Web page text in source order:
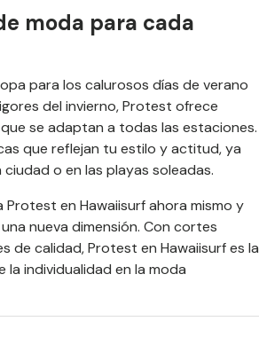
moda para cada
para los calurosos días de verano
del invierno, Protest ofrece
se adaptan a todas las estaciones.
que reflejan tu estilo y actitud, ya
o en las playas soleadas.
Protest en Hawaiisurf ahora mismo y
nueva dimensión. Con cortes
de calidad, Protest en Hawaiisurf es la
individualidad en la moda